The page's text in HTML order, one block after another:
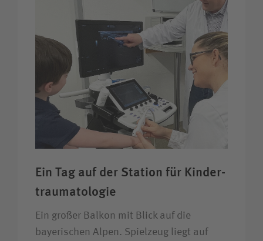
Ein Tag auf der Station für Kinder­
trauma­tologie
Ein großer Balkon mit Blick auf die
bayerischen Alpen. Spielzeug liegt auf